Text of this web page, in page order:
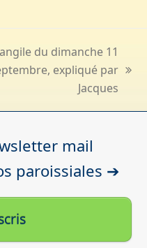
du dimanche 11
expliqué par
Jacques
mail
paroissiales ➔